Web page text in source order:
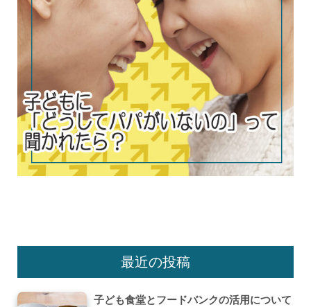
最近の投稿
子ども食堂とフードバンクの活用について